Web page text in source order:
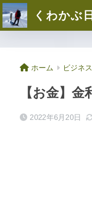
くわかぶ
ホーム ビジネス
【お金】
2022年6月20日